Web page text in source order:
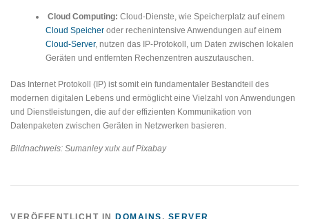
Cloud Computing: Cloud-Dienste, wie Speicherplatz auf einem
Cloud Speicheroder rechenintensive Anwendungen auf einem
Cloud-Server, nutzen das IP-Protokoll, um Daten zwischen lokalen
Geräten und entfernten Rechenzentren auszutauschen.
Das Internet Protokoll (IP) ist somit ein fundamentaler Bestandteil des
modernen digitalen Lebens und ermöglicht eine Vielzahl von Anwendungen
und Dienstleistungen, die auf der effizienten Kommunikation von
Datenpaketen zwischen Geräten in Netzwerken basieren.
Bildnachweis: Sumanley xulx auf Pixabay
VERÖFFENTLICHT IN DOMAINS , SERVER